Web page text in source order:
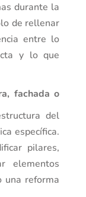
durante la
de rellenar
entre lo
y lo que
fachada o
del
específica.
pilares,
elementos
una reforma